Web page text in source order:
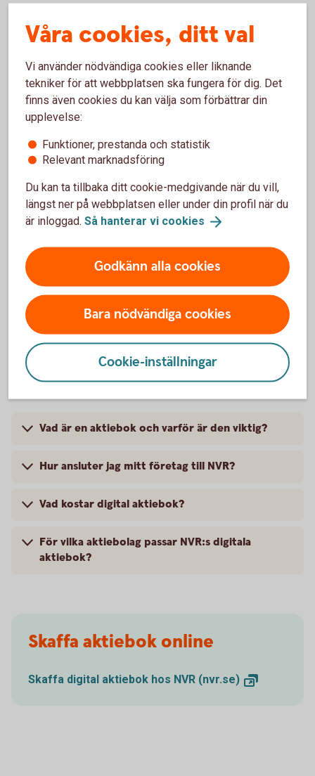
Aktiebok – därför är den viktig
Enligt lag måste en aktiebok föras - den ligger till grund för
Den som underlåter att föra aktiebok riskerar böter eller
fängelsestraff.
Regelefterlevnad blir allt viktigare i takt med att bolag växer
eller ägarstruktur förändras.
Frågor och svar om NVR:s digitala
aktiebok
Vad är en aktiebok och varför är den viktig?
Hur ansluter jag mitt företag till NVR?
Vad kostar digital aktiebok?
För vilka aktiebolag passar NVR:s digitala
aktiebok?
Skaffa aktiebok online
Skaffa digital aktiebok hos NVR (nvr.se)
Våra cookies, ditt val
Vi använder nödvändiga cookies eller liknande
tekniker för att webbplatsen ska fungera för dig. Det
finns även cookies du kan välja som förbättrar din
upplevelse:
Funktioner, prestanda och statistik
Relevant marknadsföring
Du kan ta tillbaka ditt cookie-medgivande när du vill,
längst ner på webbplatsen eller under din profil när du
är inloggad. Så hanterar vi cookies
Godkänn alla cookies
Bara nödvändiga cookies
Cookie-inställningar